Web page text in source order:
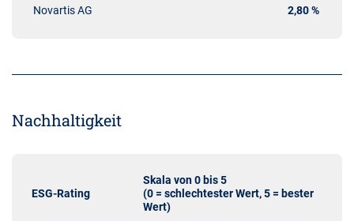
Novartis AG
2,80 %
Nachhaltigkeit
ESG-Rating
Skala von 0 bis 5
(0 = schlechtester Wert, 5 = bester
Wert)